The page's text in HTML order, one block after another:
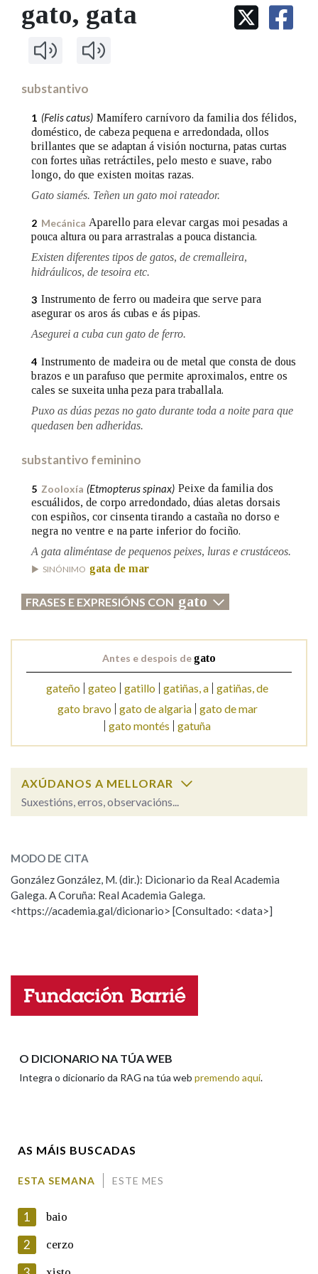
IDENTIDADE CORPORATIVA
MARCIAL DEL ADALID
FIGURAS HOMENAXEADAS
Facebook
TwitterYoutubeInstagram
Bluesky
BUSCAR NOS LEMAS
Comeza por
Contén
BUSCAR NO CONTIDO
Nos exemplos
Na fraseoloxía
OUTRAS OPCIÓNS DE BUSCA
Pertence a
gato, gata
substantivo
1 (Felis catus) Mamífero carnívoro da familia dos félidos,
doméstico, de cabeza pequena e arredondada, ollos
brillantes que se adaptan á visión nocturna, patas curtas
con fortes uñas retráctiles, pelo mesto e suave, rabo
longo, do que existen moitas razas.
Gato siamés. Teñen un gato moi rateador.
2 Mecánica Aparello para elevar cargas moi pesadas a
pouca altura ou para arrastralas a pouca distancia.
Existen diferentes tipos de gatos, de cremalleira,
hidráulicos, de tesoira etc.
3 Instrumento de ferro ou madeira que serve para
asegurar os aros ás cubas e ás pipas.
Asegurei a cuba cun gato de ferro.
4 Instrumento de madeira ou de metal que consta de dous
brazos e un parafuso que permite aproximalos, entre os
cales se suxeita unha peza para traballala.
Puxo as dúas pezas no gato durante toda a noite para que
quedasen ben adheridas.
substantivo feminino
5 Zooloxía (Etmopterus spinax) Peixe da familia dos
escuálidos, de corpo arredondado, dúas aletas dorsais
con espiños, cor cinsenta tirando a castaña no dorso e
negra no ventre e na parte inferior do fociño.
A gata aliméntase de pequenos peixes, luras e crustáceos.
SINÓNIMO gata de mar
FRASES E EXPRESIÓNS CON gato
Antes e despois degato
gateño gateo gatillo gatiñas, a gatiñas, de
gato bravo
gato de algaria
gato de mar
gato montés
gatuña
AXÚDANOS A MELLORAR
Suxestións, erros, observacións...
ESCOLLE UNHA OPCIÓN:
Observación Hai un erro na palabra
Propoño mellorar a definición
Nome
MODO DE CITA
González González, M. (dir.): Dicionario da Real Academia
Galega. A Coruña: Real Academia Galega.
<https://academia.gal/dicionario> [Consultado: <data>]
O DICIONARIO NA TÚA WEB
Integra o dicionario da RAG na túa web premendo aquí.
AS MÁIS BUSCADAS
ESTA SEMANA ESTE MES
1 baio
2 cerzo